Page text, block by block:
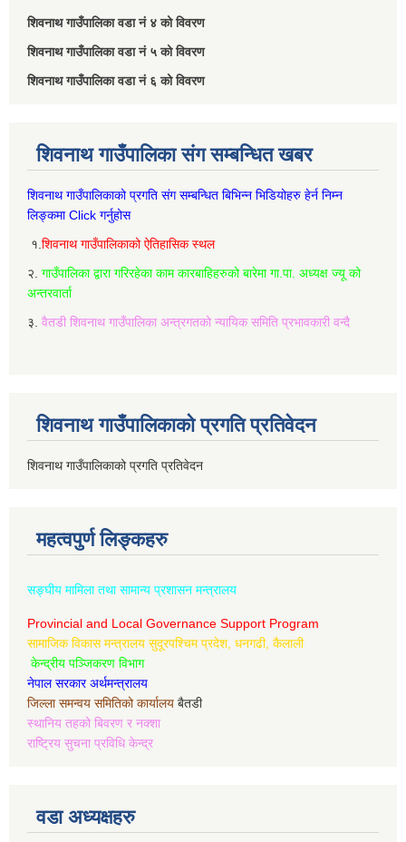
शिवनाथ गाउँपालिका वडा नं‌ ४ को विवरण
शिवनाथ गाउँपालिका वडा नं‌ ५ को विवरण
शिवनाथ गाउँपालिका वडा नं‌ ६ को विवरण
शिवनाथ गाउँपालिका संग सम्बन्धित खबर
शिवनाथ गाउँपालिकाको प्रगति संग सम्बन्धित बिभिन्‍न भिडियोहरु हेर्न निम्‍न
लिङ्कमा Click गर्नुहोस
१. शिवनाथ गाउँपालिकाको ऐतिहासिक स्थल
२. गाउँपालिका द्वारा गरिरहेका काम कारबाहिहरुको बारेमा गा.पा. अध्यक्ष ज्यू को
अन्तरवार्ता
३. वैतडी शिवनाथ गाउँपालिका अन्त्रगतको न्यायिक समिति प्रभावकारी वन्दै
शिवनाथ गाउँपालिकाको प्रगति प्रतिवेदन
शिवनाथ गाउँपालिकाको प्रगति प्रतिवेदन
महत्वपुर्ण लिङ्कहरु
सङ्घीय मामिला तथा सामान्य प्रशासन मन्त्रालय
Provincial and Local Governance Support Program
सामाजिक विकास मन्त्रालय सुदूरपश्चिम प्रदेश, धनगढी, कैलाली
केन्द्रीय पञ्जिकरण विभाग
नेपाल सरकार अर्थमन्त्रालय
जिल्ला समन्वय समितिको कार्यालय बैतडी
स्थानिय तहको बिवरण र नक्शा
राष्ट्रिय सुचना प्रविधि केन्द्र
वडा अध्यक्षहरु